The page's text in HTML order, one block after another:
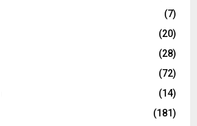
(7)
(20)
(28)
(72)
(14)
(181)